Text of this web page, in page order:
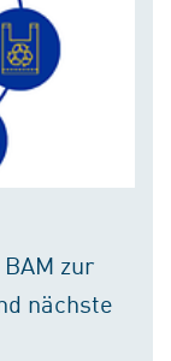
zur
nächste